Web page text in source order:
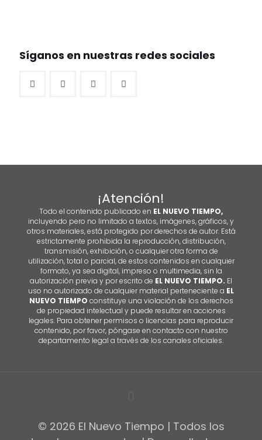
Síganos en nuestras redes sociales
¡Atención!
Todo el contenido publicado en EL NUEVO TIEMPO,
incluyendo pero no limitado a textos, imágenes, gráficos, y
otros materiales, está protegido por derechos de autor. Está
estrictamente prohibida la reproducción, distribución,
transmisión, exhibición, o cualquier otra forma de
utilización, total o parcial, de estos contenidos en cualquier
formato, ya sea digital, impreso o multimedia, sin la
autorización previa y por escrito de EL NUEVO TIEMPO. El
uso no autorizado de cualquier material perteneciente a EL
NUEVO TIEMPO constituye una violación de los derechos
de propiedad intelectual y puede resultar en acciones
legales. Para obtener permisos o licencias para reproducir
contenido, por favor, póngase en contacto con nuestro
departamento legal a través de los canales oficiales.
© 2026 El Nuevo Tiempo | Todos los